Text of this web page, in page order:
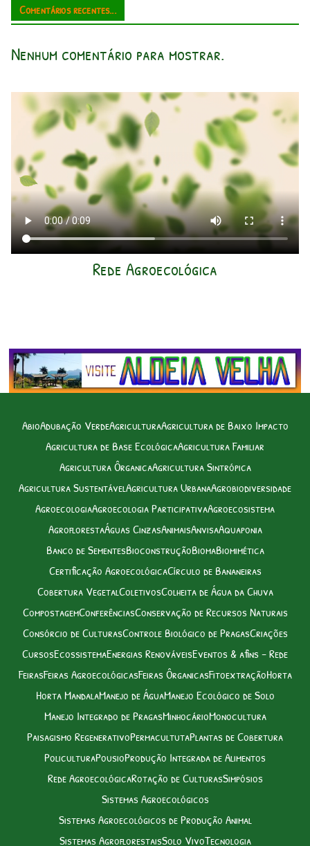
Comentários recentes...
Nenhum comentário para mostrar.
Rede Agroecológica
AbioAdubação VerdeAgriculturaAgricultura de Baixo Impacto
Agricultura de Base EcológicaAgricultura Familiar
Agricultura ÔrganicaAgricultura Sintrópica
Agricultura SustentávelAgricultura UrbanaAgrobiodiversidade
AgroecologiaAgroecologia ParticipativaAgroecosistema
AgroflorestaÁguas CinzasAnimaisAnvisaAquaponia
Banco de SementesBioconstruçãoBiomaBiomimética
Certificação AgroecológicaCírculo de Bananeiras
Cobertura VegetalColetivosColheita de Água da Chuva
CompostagemConferênciasConservação de Recursos Naturais
Consórcio de CulturasControle Biológico de PragasCriações
CursosEcossistemaEnergias RenováveisEventos & afins – Rede
FeirasFeiras AgroecológicasFeiras ÔrganicasFitoextraçãoHorta
Horta MandalaManejo de ÁguaManejo Ecológico de Solo
Manejo Integrado de PragasMinhocárioMonocultura
Paisagismo RegenerativoPermacultutaPlantas de Cobertura
PoliculturaPousioProdução Integrada de Alimentos
Rede AgroecológicaRotação de CulturasSimpósios
Sistemas Agroecológicos
Sistemas Agroecológicos de Produção Animal
Sistemas AgroflorestaisSolo VivoTecnologia